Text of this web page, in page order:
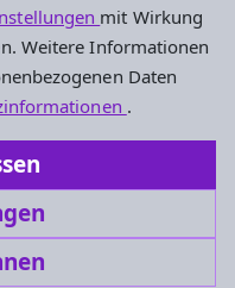
mit Wirkung
Weitere Informationen
Daten
.